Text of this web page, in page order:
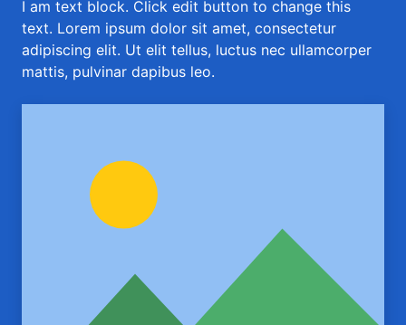
I am text block. Click edit button to change this
text. Lorem ipsum dolor sit amet, consectetur
adipiscing elit. Ut elit tellus, luctus nec ullamcorper
mattis, pulvinar dapibus leo.